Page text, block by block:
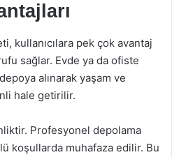
kullanıcılara pek çok avantaj
sağlar. Evde ya da ofiste
alınarak yaşam ve
hale getirilir.
Profesyonel depolama
koşullarda muhafaza edilir. Bu